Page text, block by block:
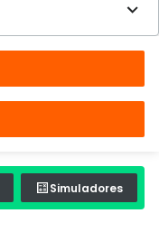
Simuladores